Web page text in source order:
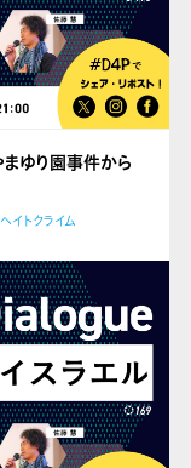
ゆり園事件から
イトクライム